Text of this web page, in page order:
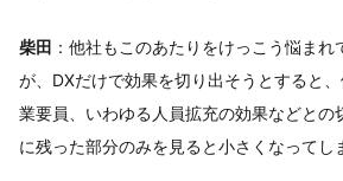
柴田 ：他社もこのあたりをけっこう悩まれ
が、DXだけで効果を切り出そうとすると
業要員、いわゆる人員拡充の効果などとの
に残った部分のみを見ると小さくなってし